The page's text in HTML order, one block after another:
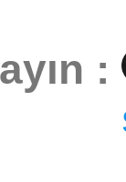
: